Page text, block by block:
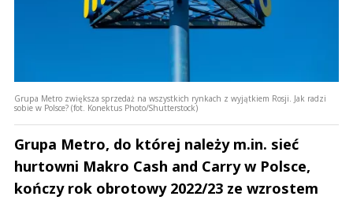
Grupa Metro zwiększa sprzedaż na wszystkich rynkach z wyjątkiem Rosji. Jak radzi
sobie w Polsce? (fot. Konektus Photo/Shutterstock)
Grupa Metro, do której należy m.in. sieć
hurtowni Makro Cash and Carry w Polsce,
kończy rok obrotowy 2022/23 ze wzrostem